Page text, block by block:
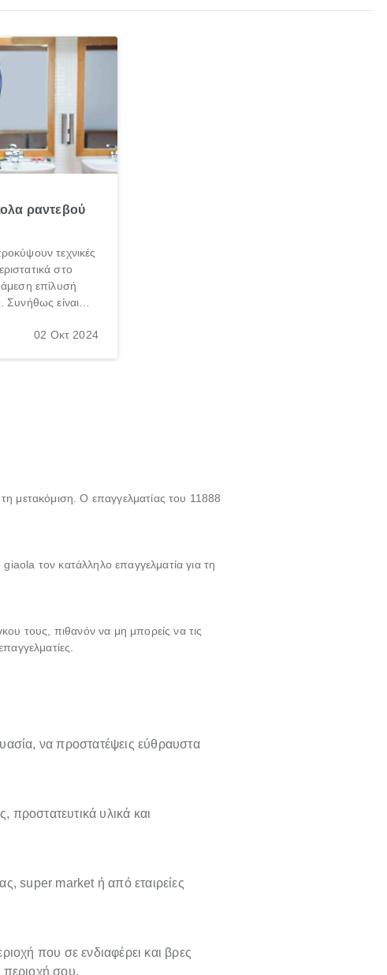
ραντεβού
τεχνικές
στο
επίλυσή
Συνήθως είναι
σου, τις
02 Οκτ 2024
μετακόμιση. Ο επαγγελματίας του 11888
τον κατάλληλο επαγγελματία για τη
τους, πιθανόν να μη μπορείς να τις
να προστατέψεις εύθραυστα
προστατευτικά υλικά και
super market ή από εταιρείες
που σε ενδιαφέρει και βρες
περιοχή σου.